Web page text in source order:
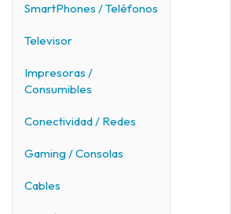
SmartPhones / Teléfonos
Televisor
Impresoras /
Consumibles
Conectividad / Redes
Gaming / Consolas
Cables